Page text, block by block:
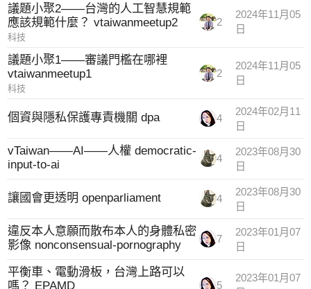
議題小聚2——台灣的人工智慧規範
應該規範什麼？ vtaiwanmeetup2
科技
2
2024年11月05
日
議題小聚1——審議門檻在哪裡
vtaiwanmeetup1
科技
2
2024年11月05
日
個資與隱私保護專責機關 dpa 4
2024年02月11
日
vTaiwan——AI——人權 democratic-
input-to-ai
4
2023年08月30
日
讓國會更透明 openparliament 4
2023年08月30
日
違反本人意願而散布本人的身體私密
影像 nonconsensual-pornography
7
2023年01月07
日
平衡車、電動滑板，台灣上路可以
嗎？ EPAMD
5
2023年01月07